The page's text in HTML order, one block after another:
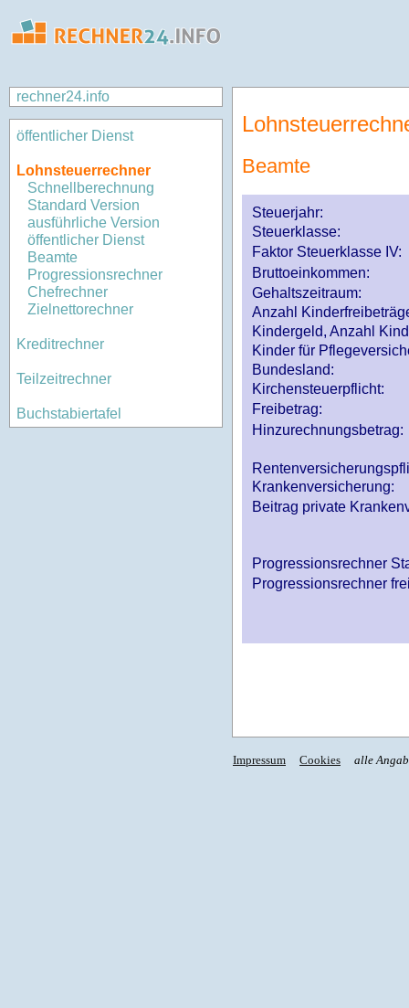
rechner24.info
öffentlicher Dienst
Lohnsteuerrechner
Schnellberechnung
Standard Version
ausführliche Version
öffentlicher Dienst
Beamte
Progressionsrechner
Chefrechner
Zielnettorechner
Kreditrechner
Teilzeitrechner
Buchstabiertafel
Beamte
Steuerjahr:
Steuerklasse:
Faktor Steuerklasse IV:
Bruttoeinkommen:
Gehaltszeitraum:
Anzahl
Kindergeld, Anzahl
Kinder für
Bundesland:
Kirchensteuerpflicht:
Freibetrag:
Hinzurechnungsbetrag:
Krankenversicherung:
Beitrag private
Progressionsrechner
Progressionsrechner
Impressum Cookies alle